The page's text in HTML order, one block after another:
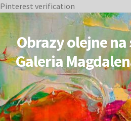
Pinterest verification
do
nawigacji
do
treści
Obrazy olejne
Galeria
OBRAZY DOSTĘPNE